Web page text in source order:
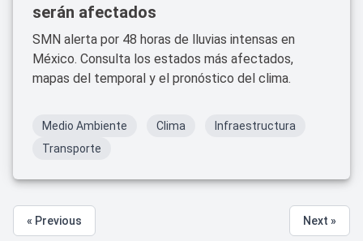
serán afectados
SMN alerta por 48 horas de lluvias intensas en
México. Consulta los estados más afectados,
mapas del temporal y el pronóstico del clima.
Medio Ambiente Clima
Infraestructura
Transporte
« Previous Next »